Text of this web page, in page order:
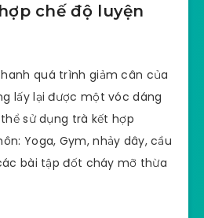
chế độ luyện
quá trình giảm cân của
lấy lại được một vóc dáng
sử dụng trà kết hợp
Yoga, Gym, nhảy dây, cầu
bài tập đốt cháy mỡ thừa